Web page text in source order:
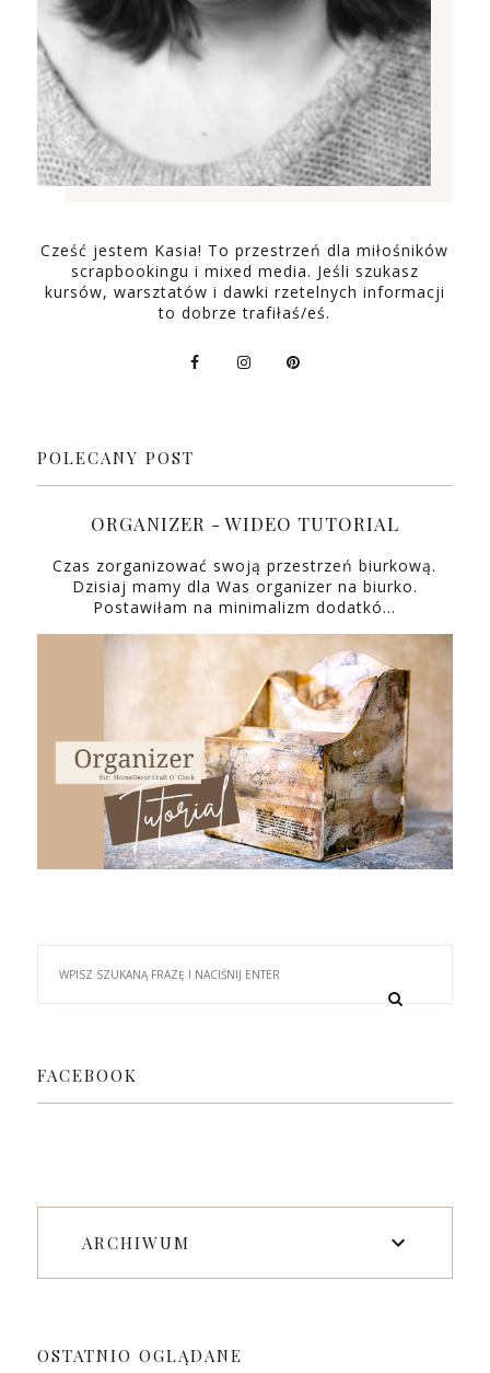
Cześć jestem Kasia! To przestrzeń dla miłośników
scrapbookingu i mixed media. Jeśli szukasz
kursów, warsztatów i dawki rzetelnych informacji
to dobrze trafiłaś/eś.
POLECANY POST
ORGANIZER - WIDEO TUTORIAL
Czas zorganizować swoją przestrzeń biurkową.
Dzisiaj mamy dla Was organizer na biurko.
Postawiłam na minimalizm dodatkó…
FACEBOOK
ARCHIWUM
OSTATNIO OGLĄDANE